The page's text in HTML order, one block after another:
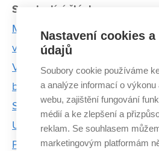
Související články:
Mladí profesoři se shodují:
vývoj, neplánovali jsme to
V centru AdMaS testují zelené
boji se suchem
Střechu VIDA centra
Upozorní, kdy odklidit sníh
Plasty v Antarktidě stárnou
Nastavení cookies
údajů
Soubory cookie používáme
a analýze informací o výkonu
webu, zajištění fungování
médií a ke zlepšení a
reklam. Se souhlasem
marketingovým platformám